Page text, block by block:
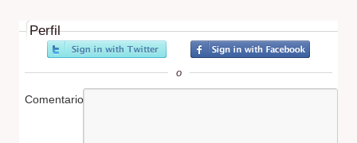
Perfil
o
Comentario